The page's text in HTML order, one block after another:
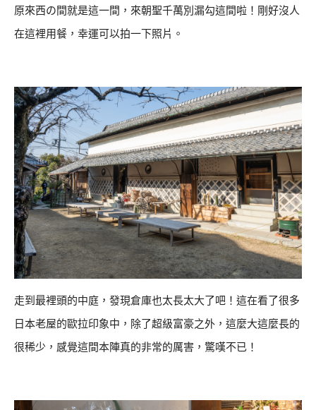
原來西の間就是這一間，來朝聖千萬別漏勾這間啦！剛好沒人
在這裡用餐，幸運可以拍一下照片。
走到最裡頭的中庭，發現倉庫也太長太大了吧！這在看了很多
日本老屋的歐拉印象中，除了超級富豪之外，這麼大這麼長的
很稀少，感覺這間本陣真的非常的厲害，驚嘆不已！